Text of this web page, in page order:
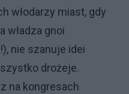
włodarzy miast, gdy
władza gnoi
nie szanuje idei
drożeje.
na kongresach